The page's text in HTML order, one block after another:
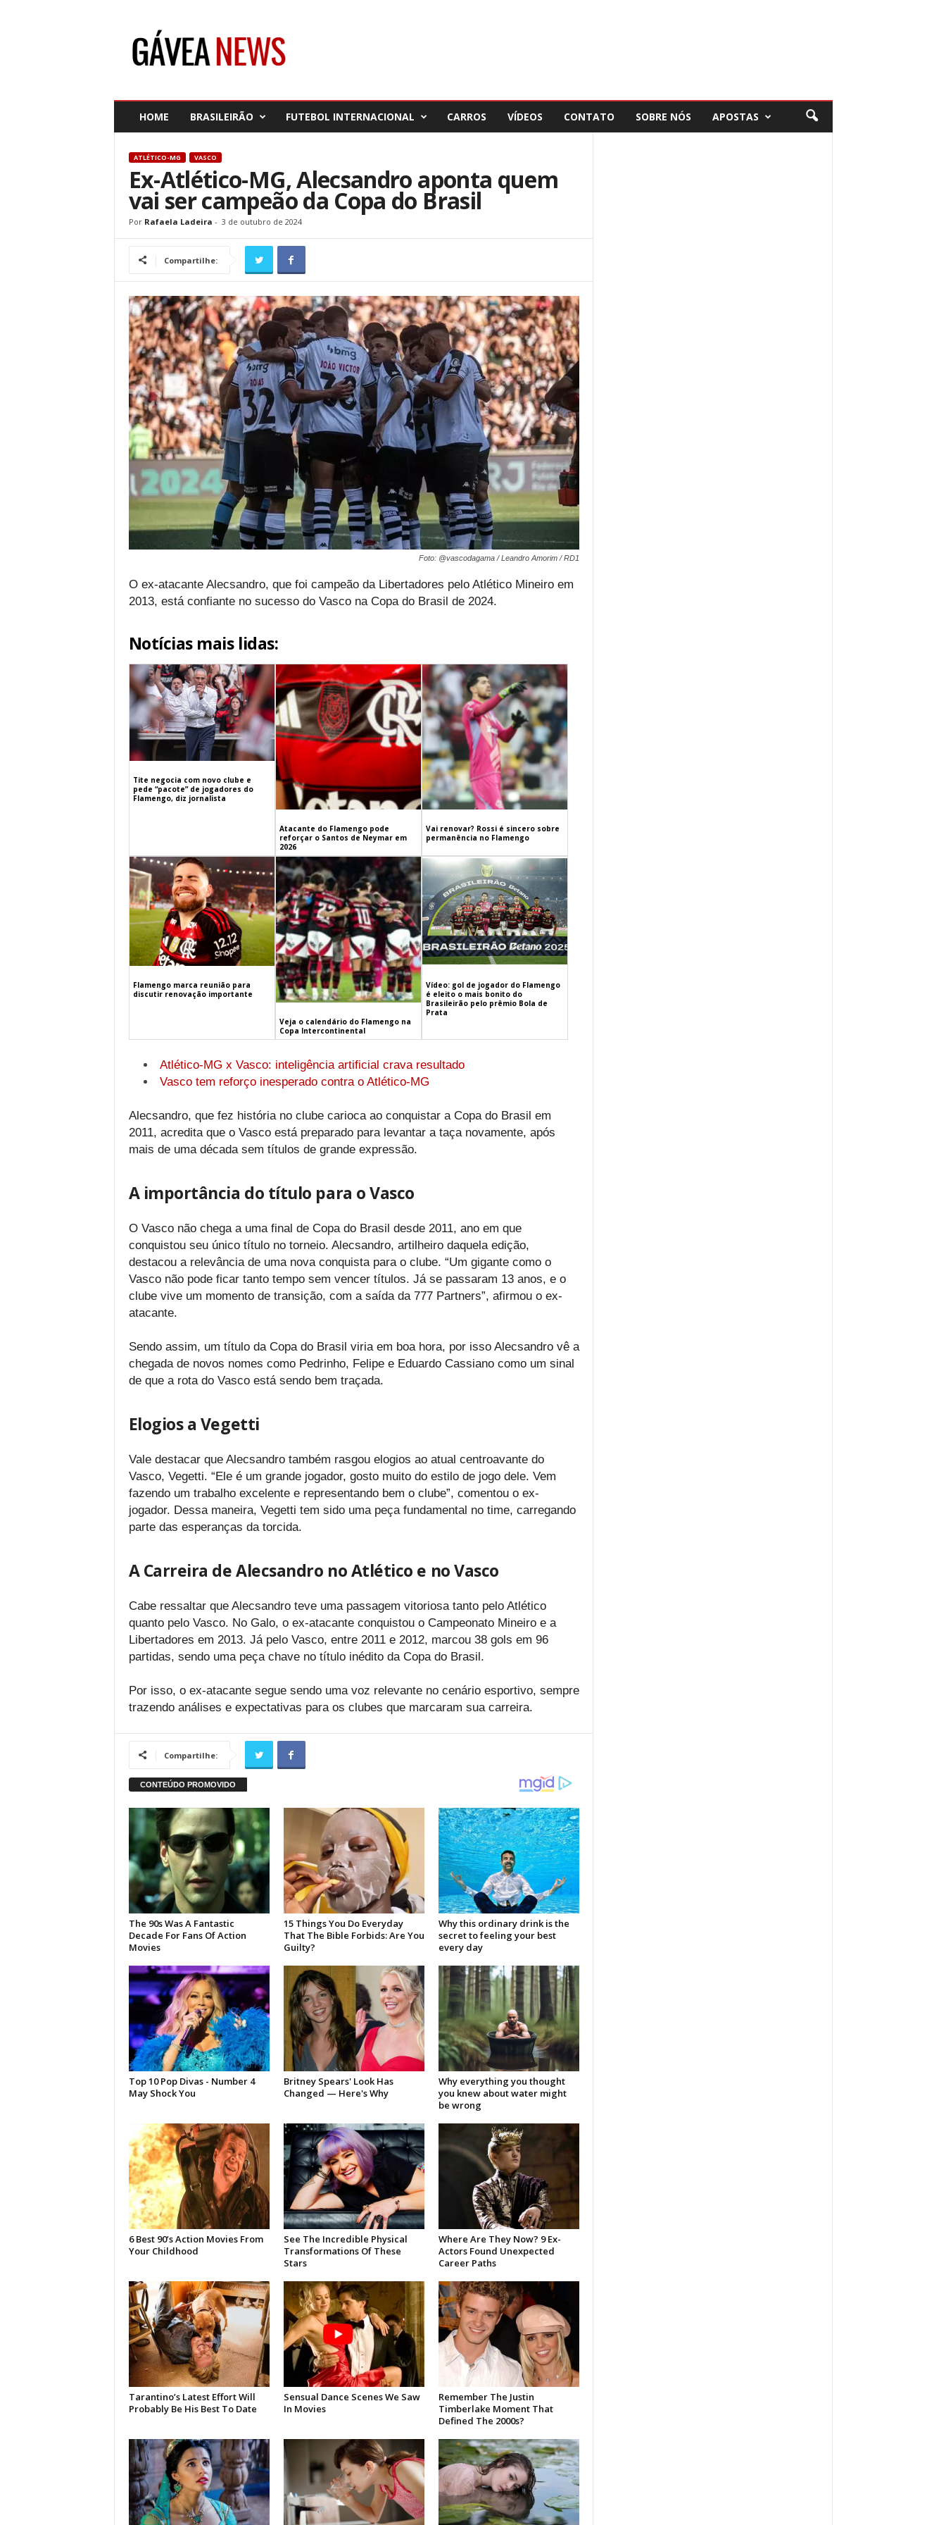
HOME BRASILEIRÃO FUTEBOL INTERNACIONAL CARROS VÍDEOS CONTATO SOBRE NÓS APOSTAS
ATLÉTICO-MG VASCO
Ex-Atlético-MG, Alecsandro aponta quem
vai ser campeão da Copa do Brasil
Por Rafaela Ladeira - 3 de outubro de 2024
Compartilhe:
Foto: @vascodagama / Leandro Amorim / RD1
O ex-atacante Alecsandro, que foi campeão da Libertadores pelo Atlético Mineiro em
2013, está confiante no sucesso do Vasco na Copa do Brasil de 2024.
Notícias mais lidas:
Tite negocia com novo clube e
pede “pacote” de jogadores do
Flamengo, diz jornalista
Atacante do Flamengo pode
reforçar o Santos de Neymar em
2026
Vai renovar? Rossi é sincero sobre
permanência no Flamengo
Flamengo marca reunião para
discutir renovação importante
Veja o calendário do Flamengo na
Copa Intercontinental
Vídeo: gol de jogador do Flamengo
é eleito o mais bonito do
Brasileirão pelo prêmio Bola de
Prata
Atlético-MG x Vasco: inteligência artificial crava resultado
Vasco tem reforço inesperado contra o Atlético-MG
Alecsandro, que fez história no clube carioca ao conquistar a Copa do Brasil em
2011, acredita que o Vasco está preparado para levantar a taça novamente, após
mais de uma década sem títulos de grande expressão.
A importância do título para o Vasco
O Vasco não chega a uma final de Copa do Brasil desde 2011, ano em que
conquistou seu único título no torneio. Alecsandro, artilheiro daquela edição,
destacou a relevância de uma nova conquista para o clube. “Um gigante como o
Vasco não pode ficar tanto tempo sem vencer títulos. Já se passaram 13 anos, e o
clube vive um momento de transição, com a saída da 777 Partners”, afirmou o ex-
atacante.
Sendo assim, um título da Copa do Brasil viria em boa hora, por isso Alecsandro vê a
chegada de novos nomes como Pedrinho, Felipe e Eduardo Cassiano como um sinal
de que a rota do Vasco está sendo bem traçada.
Elogios a Vegetti
Vale destacar que Alecsandro também rasgou elogios ao atual centroavante do
Vasco, Vegetti. “Ele é um grande jogador, gosto muito do estilo de jogo dele. Vem
fazendo um trabalho excelente e representando bem o clube”, comentou o ex-
jogador. Dessa maneira, Vegetti tem sido uma peça fundamental no time, carregando
parte das esperanças da torcida.
A Carreira de Alecsandro no Atlético e no Vasco
Cabe ressaltar que Alecsandro teve uma passagem vitoriosa tanto pelo Atlético
quanto pelo Vasco. No Galo, o ex-atacante conquistou o Campeonato Mineiro e a
Libertadores em 2013. Já pelo Vasco, entre 2011 e 2012, marcou 38 gols em 96
partidas, sendo uma peça chave no título inédito da Copa do Brasil.
Por isso, o ex-atacante segue sendo uma voz relevante no cenário esportivo, sempre
trazendo análises e expectativas para os clubes que marcaram sua carreira.
Compartilhe: